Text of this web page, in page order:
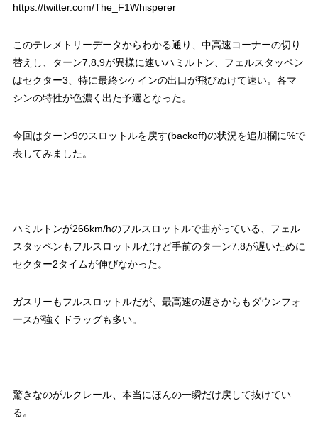
https://twitter.com/The_F1Whisperer
このテレメトリーデータからわかる通り、中高速コーナーの切り
替えし、ターン7,8,9が異様に速いハミルトン、フェルスタッペン
はセクター3、特に最終シケインの出口が飛びぬけて速い。各マ
シンの特性が色濃く出た予選となった。
今回はターン9のスロットルを戻す(backoff)の状況を追加欄に%で
表してみました。
ハミルトンが266km/hのフルスロットルで曲がっている、フェル
スタッペンもフルスロットルだけど手前のターン7,8が遅いために
セクター2タイムが伸びなかった。
ガスリーもフルスロットルだが、最高速の遅さからもダウンフォ
ースが強くドラッグも多い。
驚きなのがルクレール、本当にほんの一瞬だけ戻して抜けてい
る。